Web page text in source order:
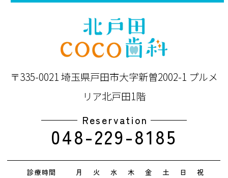
〒335-0021 埼玉県戸田市大字新曽2002-1 プルメ
リア北戸田1階
Reservation
048-229-8185
診療時間 月 火 水 木 金 土 日 祝